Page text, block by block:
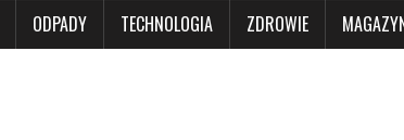
ODPADY TECHNOLOGIA ZDROWIE